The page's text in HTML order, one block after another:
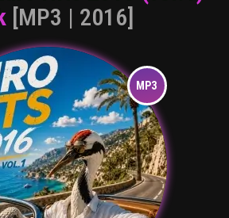
[MP3 | 2016]